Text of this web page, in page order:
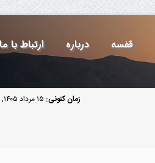
قفسه درباره ارتباط با ما
زمان کنونی: ۱۵ مرداد ۱۴۰۵, ۰۸:۰۰ ب.ظ